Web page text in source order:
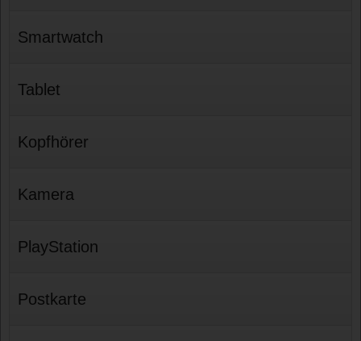
Smartwatch
Tablet
Kopfhörer
Kamera
PlayStation
Postkarte